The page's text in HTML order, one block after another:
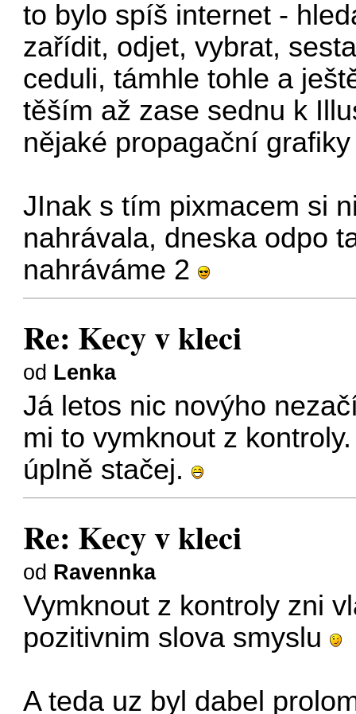
to bylo spíš internet -
zařídit, odjet, vybrat,
ceduli, támhle tohle a
těším až zase sednu k
nějaké propagační
JInak s tím pixmacem si
nahrávala, dneska odpo
nahráváme 2
Re: Kecy v kleci
od Lenka
Já letos nic novýho
mi to vymknout z
úplně stačej.
Re: Kecy v kleci
od Ravennka
Vymknout z kontroly zni
pozitivnim slova smyslu
A teda uz byl dabel